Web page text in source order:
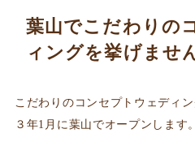
葉山でこだわりの
ィングを挙げませ
こだわりのコンセプトウェディ
３年1月に葉山でオープンします。